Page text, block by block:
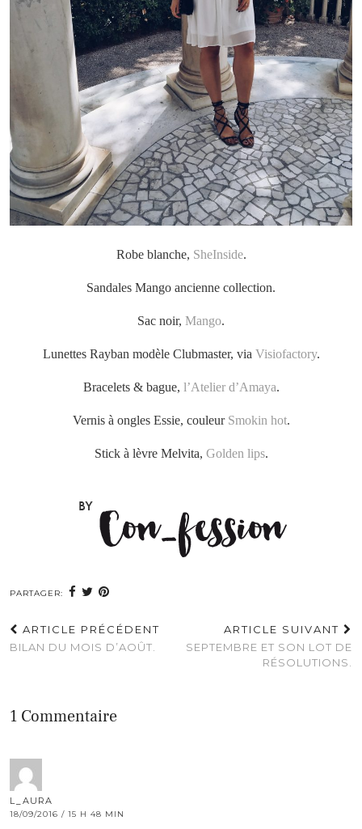
Robe blanche, SheInside.
Sandales Mango ancienne collection.
Sac noir, Mango.
Lunettes Rayban modèle Clubmaster, viaVisiofactory.
Bracelets & bague, l’Atelier d’Amaya.
Vernis à ongles Essie, couleur Smokin hot.
Stick à lèvre Melvita, Golden lips.
PARTAGER:
ARTICLE PRÉCÉDENT
BILAN DU MOIS D’AOÛT.
ARTICLE SUIVANT
SEPTEMBRE ET SON LOT DE
RÉSOLUTIONS.
1 Commentaire
L_AURA
18/09/2016 / 15 H 48 MIN